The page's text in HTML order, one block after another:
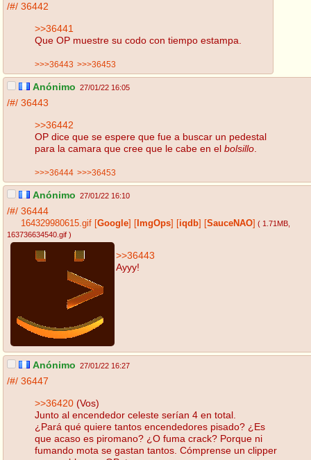
/#/ 36442
>>36441
Que OP muestre su codo con tiempo estampa.
>>>36443 >>>36453
Anónimo 27/01/22 16:05
/#/ 36443
>>36442
OP dice que se espere que fue a buscar un pedestal
para la camara que cree que le cabe en el bolsillo
>>>36444 >>>36453
Anónimo 27/01/22 16:10
/#/ 36444
164329980615.gif Google ImgOps iqdb SauceNAO ( 1.71MB
163736634540.gif )
>>36443
Ayyy!
Anónimo 27/01/22 16:27
/#/ 36447
>>36420 (Vos)
Junto al encendedor celeste serían 4 en total.
¿Pará qué quiere tantos encendedores pisado? ¿Es
que acaso es piromano? ¿O fuma crack? Porque ni
fumando mota se gastan tantos. Cómprense un clipper